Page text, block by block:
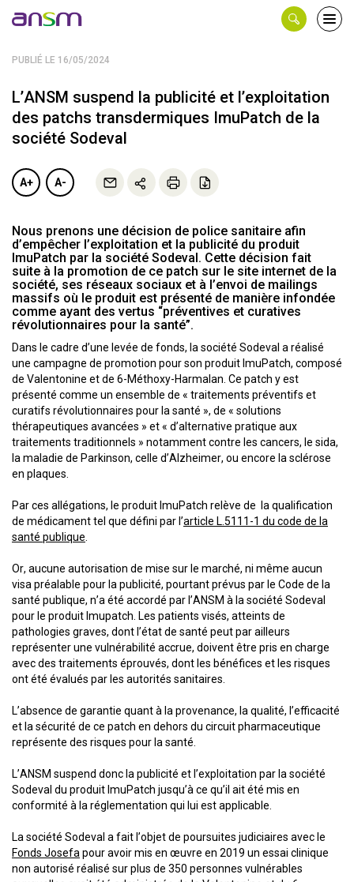
PUBLIÉ LE 16/05/2024
L’ANSM suspend la publicité et l’exploitation
des patchs transdermiques ImuPatch de la
société Sodeval
A+ A-
Nous prenons une décision de police sanitaire afin
d’empêcher l’exploitation et la publicité du produit
ImuPatch par la société Sodeval. Cette décision fait
suite à la promotion de ce patch sur le site internet de la
société, ses réseaux sociaux et à l’envoi de mailings
massifs où le produit est présenté de manière infondée
comme ayant des vertus “préventives et curatives
révolutionnaires pour la santé”.
Dans le cadre d’une levée de fonds, la société Sodeval a réalisé
une campagne de promotion pour son produit ImuPatch, composé
de Valentonine et de 6-Méthoxy-Harmalan. Ce patch y est
présenté comme un ensemble de « traitements préventifs et
curatifs révolutionnaires pour la santé », de « solutions
thérapeutiques avancées » et « d’alternative pratique aux
traitements traditionnels » notamment contre les cancers, le sida,
la maladie de Parkinson, celle d’Alzheimer, ou encore la sclérose
en plaques.
Par ces allégations, le produit ImuPatch relève de la qualification
de médicament tel que défini par l’article L.5111-1 du code de la
santé publique
Or, aucune autorisation de mise sur le marché, ni même aucun
visa préalable pour la publicité, pourtant prévus par le Code de la
santé publique, n’a été accordé par l’ANSM à la société Sodeval
pour le produit Imupatch. Les patients visés, atteints de
pathologies graves, dont l’état de santé peut par ailleurs
représenter une vulnérabilité accrue, doivent être pris en charge
avec des traitements éprouvés, dont les bénéfices et les risques
ont été évalués par les autorités sanitaires.
L’absence de garantie quant à la provenance, la qualité, l’efficacité
et la sécurité de ce patch en dehors du circuit pharmaceutique
représente des risques pour la santé.
L’ANSM suspend donc la publicité et l’exploitation par la société
Sodeval du produit ImuPatch jusqu’à ce qu’il ait été mis en
conformité à la réglementation qui lui est applicable.
La société Sodeval a fait l’objet de poursuites judiciaires avec le
Fonds Josefa pour avoir mis en œuvre en 2019 un essai clinique
non autorisé réalisé sur plus de 350 personnes vulnérables